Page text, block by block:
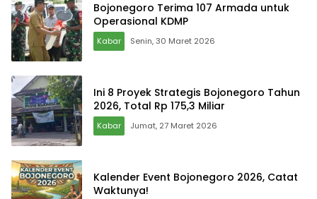
Bojonegoro Terima 107 Armada untuk
Operasional KDMP
Kabar Senin, 30 Maret 2026
Ini 8 Proyek Strategis Bojonegoro Tahun
2026, Total Rp 175,3 Miliar
Kabar Jumat, 27 Maret 2026
Kalender Event Bojonegoro 2026, Catat
Waktunya!